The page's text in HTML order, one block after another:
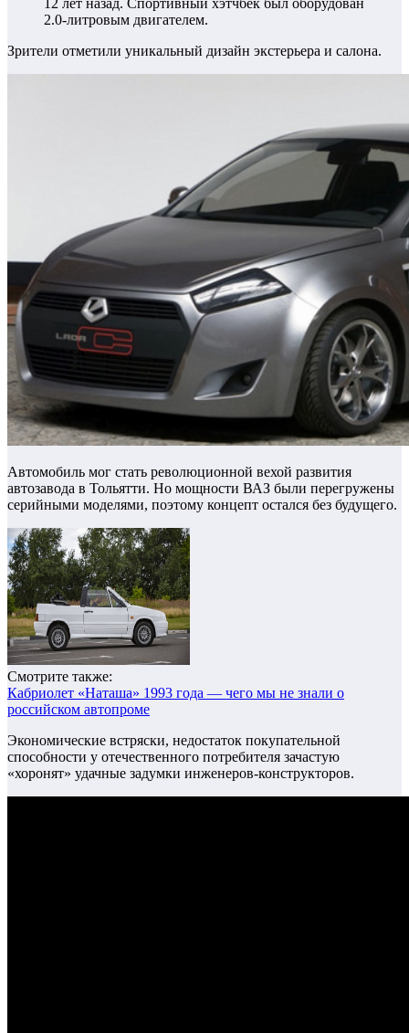
12 лет назад. Спортивный хэтчбек был оборудован
2.0-литровым двигателем.
Зрители отметили уникальный дизайн экстерьера и салона.
Автомобиль мог стать революционной вехой развития
автозавода в Тольятти. Но мощности ВАЗ были перегружены
серийными моделями, поэтому концепт остался без будущего.
Смотрите также:
Кабриолет «Наташа» 1993 года — чего мы не знали о
российском автопроме
Экономические встряски, недостаток покупательной
способности у отечественного потребителя зачастую
«хоронят» удачные задумки инженеров-конструкторов.